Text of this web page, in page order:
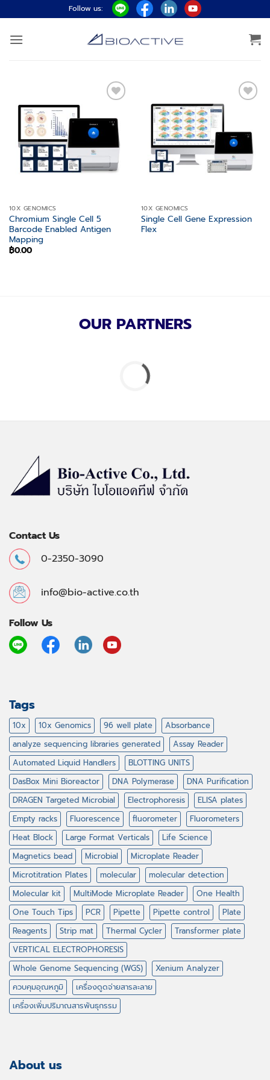
ไป
ยัง
Follow us:
wishlist
10X GENOMICS
Chromium Single Cell 5
Barcode Enabled Antigen
Mapping
฿0.00
10X GENOMICS
Single Cell Gene Expression
Flex
OUR PARTNERS
Contact Us
0-2350-3090
info@bio-active.co.th
Follow Us
Tags
10x 10x Genomics 96 well plate
Absorbance
analyze sequencing libraries generated
Assay Reader
Automated Liquid Handlers
BLOTTING UNITS
DasBox Mini Bioreactor
DNA Polymerase
DNA Purification
DRAGEN Targeted Microbial
Electrophoresis
ELISA plates
Empty racks
Fluorescence fluorometer
Fluorometers
Heat Block
Large Format Verticals
Life Science
Magnetics bead
Microbial
Microplate Reader
Microtitration Plates
molecular
molecular detection
Molecular kit
MultiMode Microplate Reader
One Health
One Touch Tips
PCR Pipette Pipette control
Plate
Reagents
Strip mat Thermal Cycler
Transformer plate
VERTICAL ELECTROPHORESIS
Whole Genome Sequencing (WGS)
Xenium Analyzer
ควบคุมอุณหภูมิ
เครื่องดูดจ่ายสารละลาย
เครื่องเพิ่มปริมาณสารพันธุกรรม
About us